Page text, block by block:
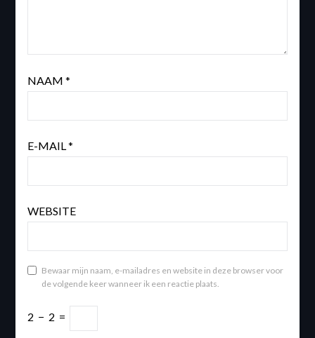
NAAM *
E-MAIL*
WEBSITE
Bewaar mijn naam, e-mailadres en website in deze browser voor
de volgende keer wanneer ik een reactie plaats.
2 − 2 =